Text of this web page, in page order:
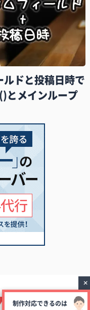
ドと投稿日時で
とメインループ
制作対応できるのは